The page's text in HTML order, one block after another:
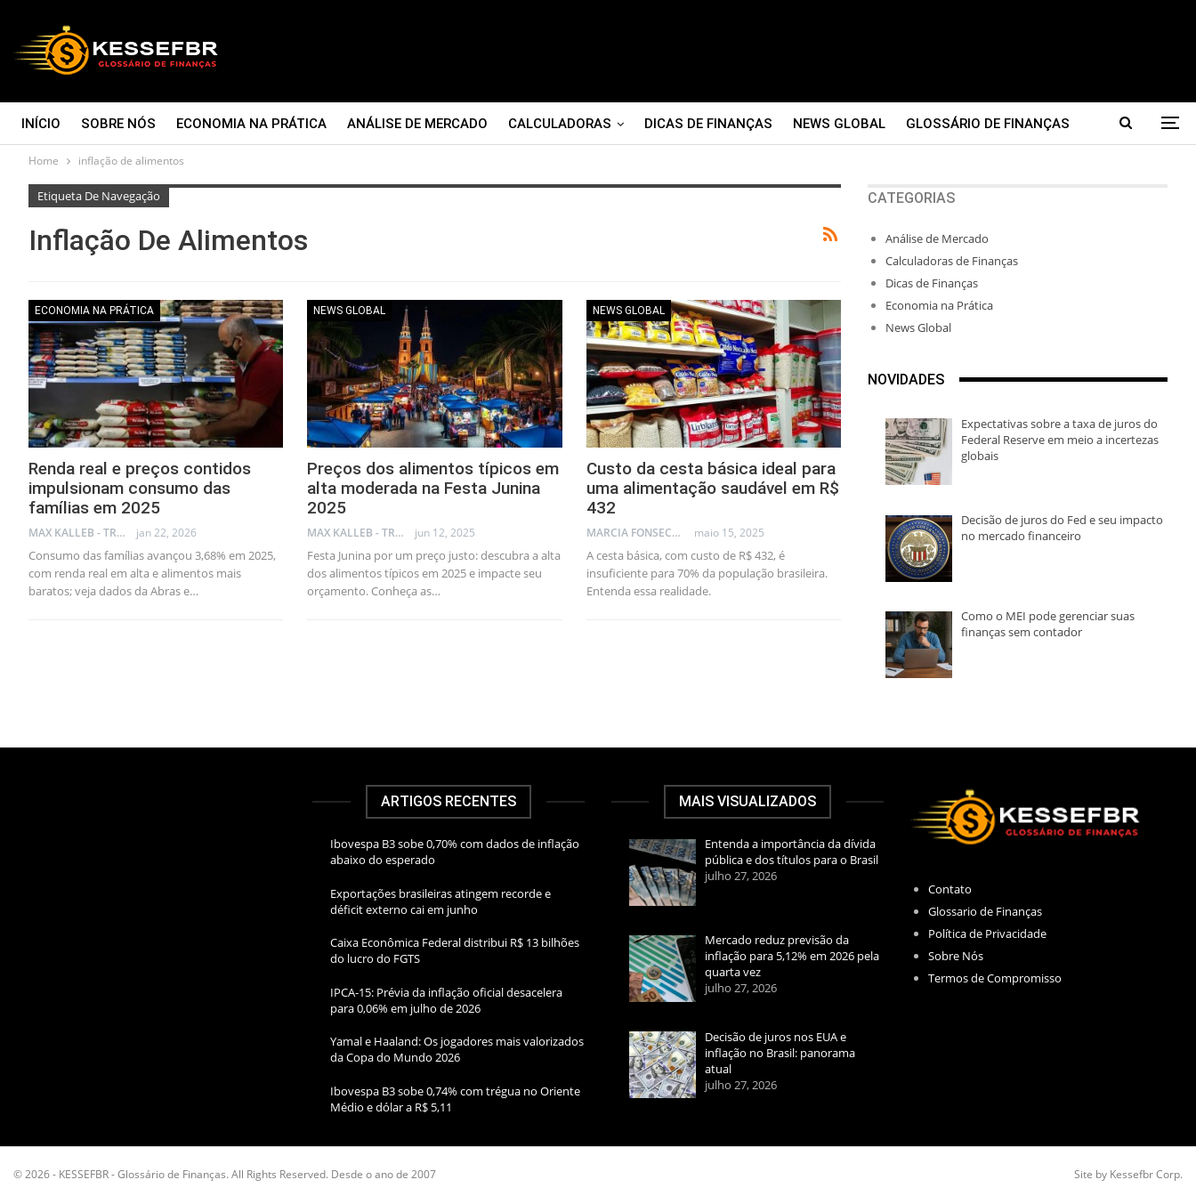
INÍCIO SOBRE NÓS ECONOMIA NA PRÁTICA ANÁLISE DE MERCADO CALCULADORAS DICAS DE FINANÇAS NEWS GLOBAL GLOSSÁRIO DE FINANÇAS
CONTATO
Home inflação de alimentos
Etiqueta De Navegação
Inflação De Alimentos
ECONOMIA NA PRÁTICA
Renda real e preços contidos
impulsionam consumo das
famílias em 2025
MAX KALLEB - TRADER jan 22, 2026
Consumo das famílias avançou 3,68% em 2025,
com renda real em alta e alimentos mais
baratos; veja dados da Abras e…
NEWS GLOBAL
Preços dos alimentos típicos em
alta moderada na Festa Junina
2025
MAX KALLEB - TRADER jun 12, 2025
Festa Junina por um preço justo: descubra a alta
dos alimentos típicos em 2025 e impacte seu
orçamento. Conheça as…
NEWS GLOBAL
Custo da cesta básica ideal para
uma alimentação saudável em R$
432
MARCIA FONSECA - FINANCIAL CONSULTANT maio 15, 2025
A cesta básica, com custo de R$ 432, é
insuficiente para 70% da população brasileira.
Entenda essa realidade.
CATEGORIAS
Análise de Mercado
Calculadoras de Finanças
Dicas de Finanças
Economia na Prática
News Global
NOVIDADES
Expectativas sobre a taxa de juros do
Federal Reserve em meio a incertezas
globais
Decisão de juros do Fed e seu impacto
no mercado financeiro
Como o MEI pode gerenciar suas
finanças sem contador
ARTIGOS RECENTES
Ibovespa B3 sobe 0,70% com dados de inflação
abaixo do esperado
Exportações brasileiras atingem recorde e
déficit externo cai em junho
Caixa Econômica Federal distribui R$ 13 bilhões
do lucro do FGTS
IPCA-15: Prévia da inflação oficial desacelera
para 0,06% em julho de 2026
Yamal e Haaland: Os jogadores mais valorizados
da Copa do Mundo 2026
Ibovespa B3 sobe 0,74% com trégua no Oriente
Médio e dólar a R$ 5,11
MAIS VISUALIZADOS
Entenda a importância da dívida
pública e dos títulos para o Brasil
julho 27, 2026
Mercado reduz previsão da
inflação para 5,12% em 2026 pela
quarta vez
julho 27, 2026
Decisão de juros nos EUA e
inflação no Brasil: panorama
atual
julho 27, 2026
Contato
Glossario de Finanças
Política de Privacidade
Sobre Nós
Termos de Compromisso
© 2026 - KESSEFBR - Glossário de Finanças. All Rights Reserved. Desde o ano de 2007 Site by Kessefbr Corp.